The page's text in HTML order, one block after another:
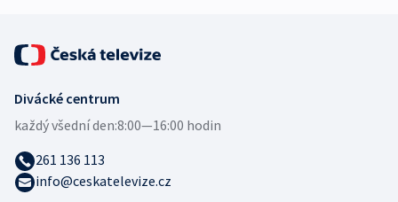
Divácké centrum
každý všední den:8:00—16:00 hodin
261 136 113
info@ceskatelevize.cz